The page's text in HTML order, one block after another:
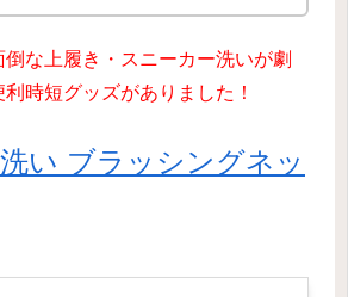
な上履き・スニーカー洗いが劇
時短グッズがありました！
い ブラッシングネッ